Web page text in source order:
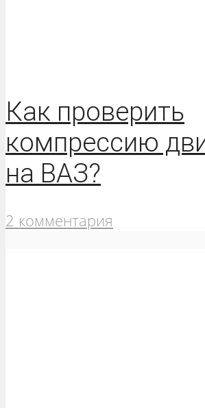
Как проверить
компрессию
на ВАЗ?
2 комментария